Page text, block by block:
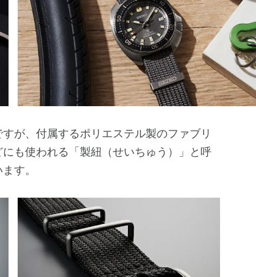
が、付属するポリエステル製のファブリ
も使われる「製紐（せいちゅう）」と呼
す。